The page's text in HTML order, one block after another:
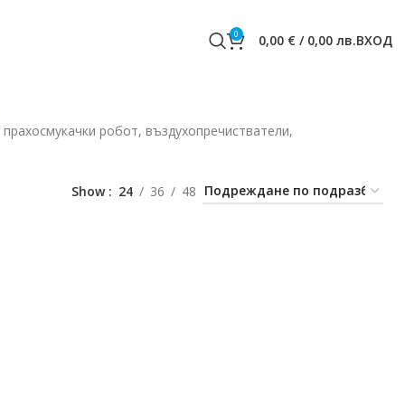
0 0,00 € / 0,00 лв.ВХОД
робот, въздухопречистватели,
Show 24 36 48